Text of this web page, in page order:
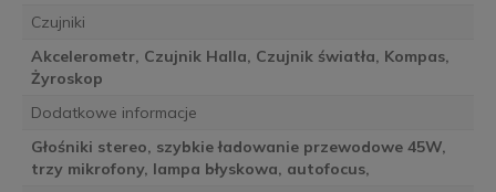
Czujniki
Akcelerometr, Czujnik Halla, Czujnik światła, Kompas,
Żyroskop
Dodatkowe informacje
Głośniki stereo, szybkie ładowanie przewodowe 45W,
trzy mikrofony, lampa błyskowa, autofocus,